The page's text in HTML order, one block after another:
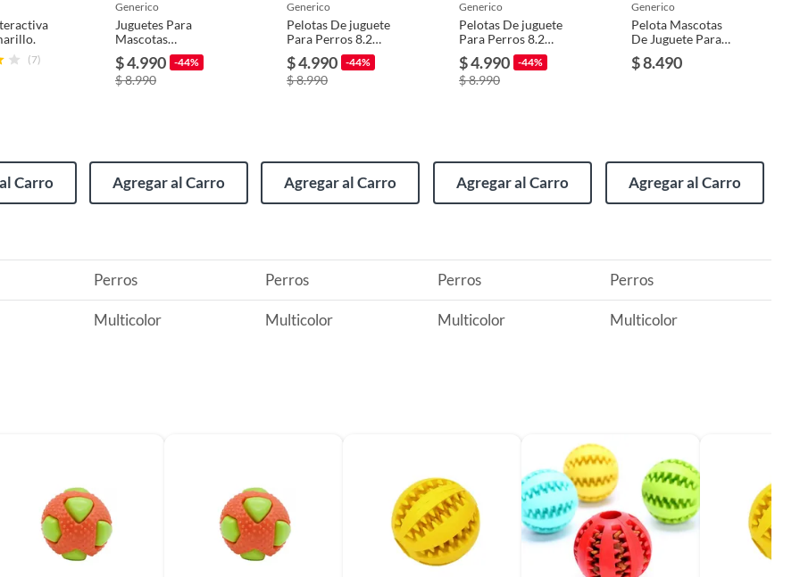
juega, fomentando el juego activo y recompensando
como para sesiones de entrenamiento. El color azul
en esa condición a un precio reducido.
entre otros análogos.
(7)
Carro
generico
Juguetes Para
Mascotas
Multicolor Perros
9 cm
$ 4.990 -44%
$ 8.990
Agregar al Carro
generico
Pelotas De juguete
Para Perros 8.2
Cm
$ 4.990 -44%
$ 8.990
Agregar al Carro
generico
Pelotas De juguete
Para Perros 8.2
Cm
$ 4.990 -44%
$ 8.990
Agregar al Carro
generico
Pelota Mascotas
De Juguete Para
Limpieza De
Dientes - SC
$ 8.490
Agregar al Carro
Perros Perros Perros Perros
Multicolor Multicolor Multicolor Multicolor